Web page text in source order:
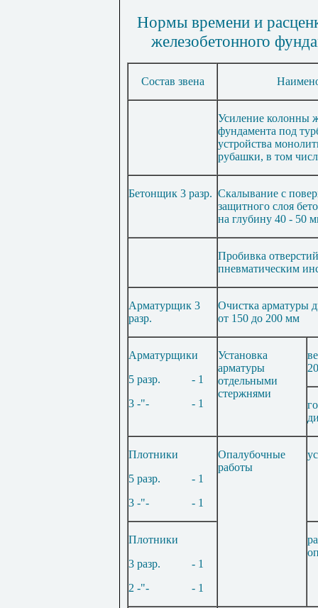
Нормы времени и
железобетонного
Состав звена
Усиление колонны
фундамента под
устройства
рубашки, в том
Бетонщик 3 разр. Скалывание с
защитного слоя
на глубину 40 - 50
Пробивка
пневматическим
Арматурщик 3
разр.
Очистка арматуры
от 150 до 200 мм
Арматурщики
5 разр.
- 1
3 -"-
- 1
Установка
арматуры
отдельными
стержнями
20
Плотники
5 разр.
- 1
3 -"-
- 1
Опалубочные
работы
Плотники
3 разр.
- 1
2 -"-
- 1
р